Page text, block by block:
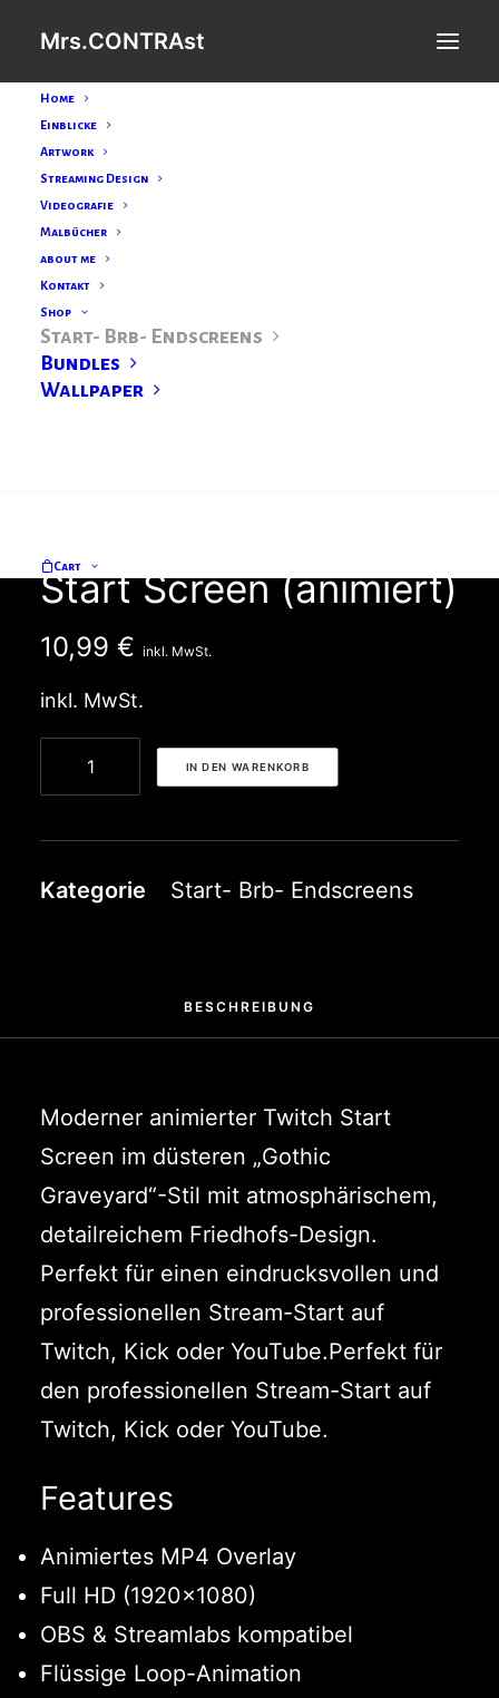
Mrs.CONTRAst
Home
Einblicke
Artwork
Streaming Design
Videografie
Malbücher
about me
Kontakt
Shop
Start- Brb- Endscreens
Bundles
Wallpaper
Cart
Start Screen (animiert)
10,99 € inkl. MwSt.
inkl. MwSt.
Gothic
Graveyard
Start
(animiert)
IN DEN WARENKORB
Kategorie Start- Brb- Endscreens
BESCHREIBUNG
Moderner animierter Twitch Start
Screen im düsteren „Gothic
Graveyard“-Stil mit atmosphärischem,
detailreichem Friedhofs-Design.
Perfekt für einen eindrucksvollen und
professionellen Stream-Start auf
Twitch, Kick oder YouTube.Perfekt für
den professionellen Stream-Start auf
Twitch, Kick oder YouTube.
Features
Animiertes MP4 Overlay
Full HD (1920×1080)
OBS & Streamlabs kompatibel
Flüssige Loop-Animation